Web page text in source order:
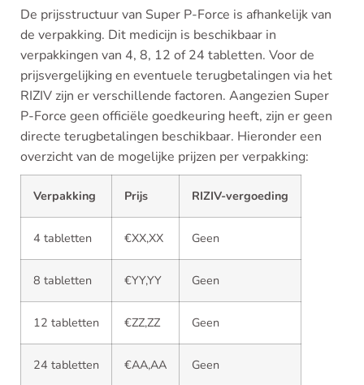
De prijsstructuur van Super P-Force is afhankelijk van
de verpakking. Dit medicijn is beschikbaar in
verpakkingen van 4, 8, 12 of 24 tabletten. Voor de
prijsvergelijking en eventuele terugbetalingen via het
RIZIV zijn er verschillende factoren. Aangezien Super
P-Force geen officiële goedkeuring heeft, zijn er geen
directe terugbetalingen beschikbaar. Hieronder een
overzicht van de mogelijke prijzen per verpakking:
Verpakking Prijs RIZIV-vergoeding
4 tabletten €XX,XX Geen
8 tabletten €YY,YY Geen
12 tabletten €ZZ,ZZ Geen
24 tabletten €AA,AA Geen